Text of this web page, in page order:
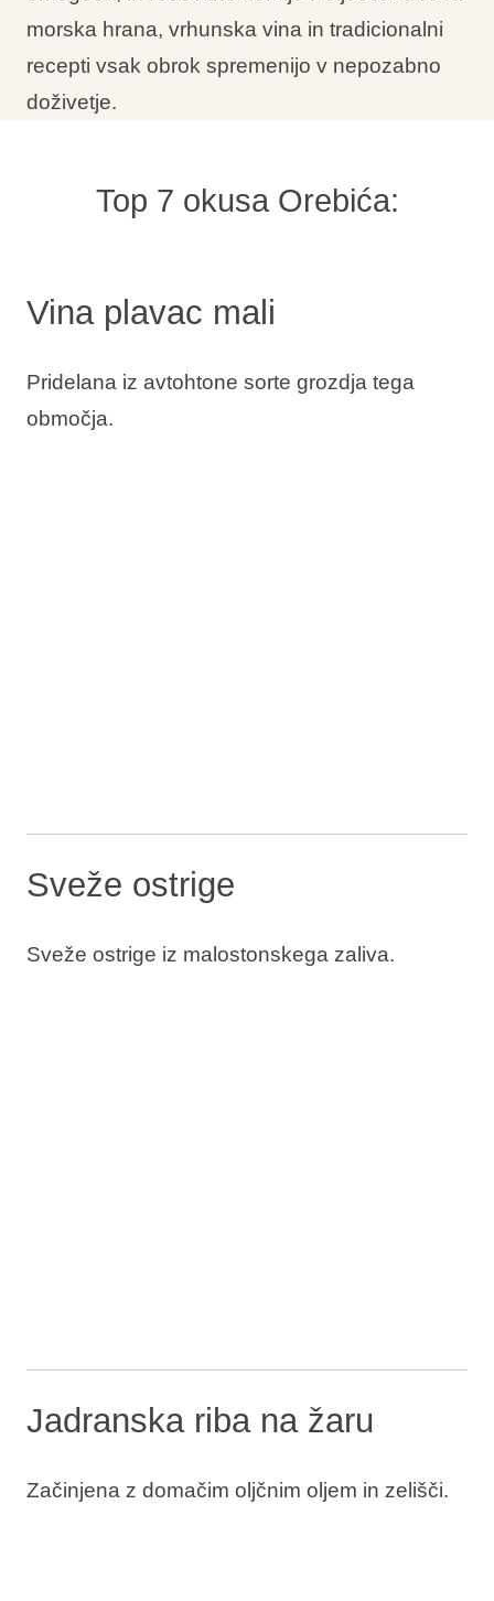
morska hrana, vrhunska vina in tradicionalni
recepti vsak obrok spremenijo v nepozabno
doživetje.
Top 7 okusa Orebića:
Vina plavac mali
Pridelana iz avtohtone sorte grozdja tega
območja.
Sveže ostrige
Sveže ostrige iz malostonskega zaliva.
Jadranska riba na žaru
Začinjena z domačim oljčnim oljem in zelišči.